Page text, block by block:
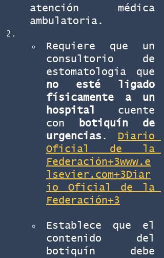
atención médica
ambulatoria.
Requiere que un
consultorio de
no esté ligado
físicamente a un
hospital
cuente
con
botiquín de
urgencias .
Diario
Oficial de la
Federación+3www.e
lsevier.com+3Diar
io Oficial de la
Federación+3
Establece que el
contenido del
botiquín debe